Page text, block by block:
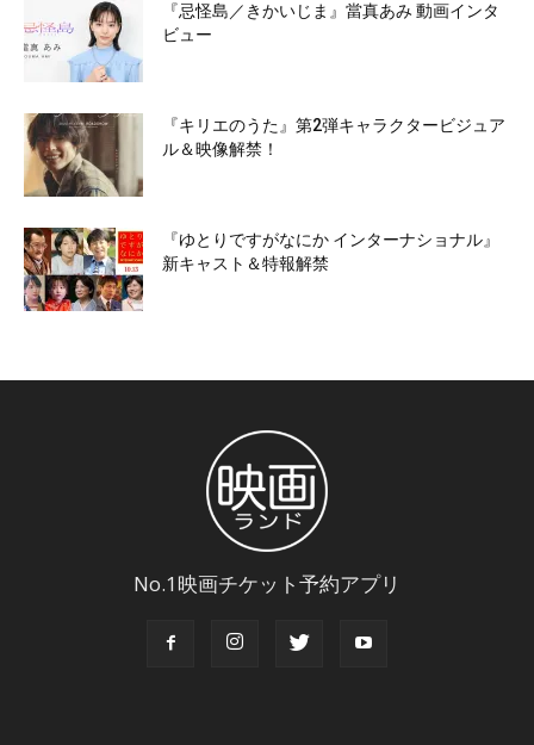
『忌怪島／きかいじま』當真あみ 動画インタ
ビュー
『キリエのうた』第2弾キャラクタービジュア
ル＆映像解禁！
『ゆとりですがなにか インターナショナル』
新キャスト＆特報解禁
No.1映画チケット予約アプリ